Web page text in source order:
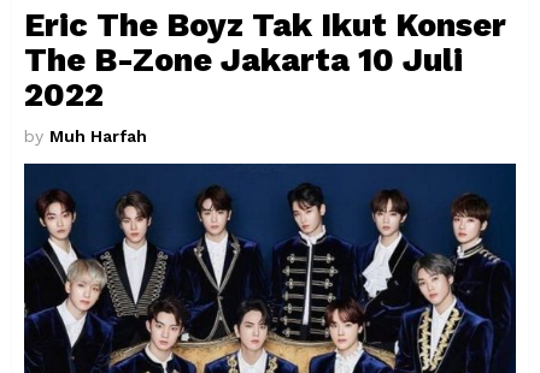
Eric The Boyz Tak Ikut Konser
The B-Zone Jakarta 10 Juli
2022
by Muh Harfah